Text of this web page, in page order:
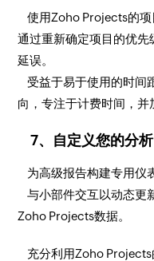
使用Zoho Projects的项
通过重新确定项目的优
延误。
受益于易于使用的时间
向，专注于计费时间，并
7、自定义您的分析
为高级报告构建专用仪
与小部件交互以动态更
Zoho Projects数据。
充分利用Zoho Projects